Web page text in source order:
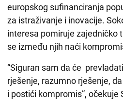
europskog sufinanciranja
za istraživanje i inovacije.
interesa pomiruje zajedničko
se između njih naći
“Siguran sam da će
rješenje, razumno rješenje,
i postići kompromis”, očekuje